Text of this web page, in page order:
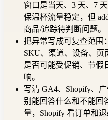
窗口是当天、3 天、7
保温杯流量稳定，但
商品/追踪待判断问题。
把异常写成可复查范围
SKU、渠道、设备、页
是否可能受促销、节假
响。
写清 GA4、Shopify、
别能回答什么和不能回
量，Shopify 看订单和